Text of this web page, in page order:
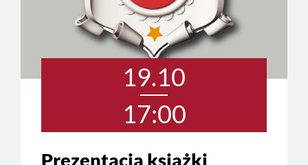
19.10
17:00
Prezentacja książki